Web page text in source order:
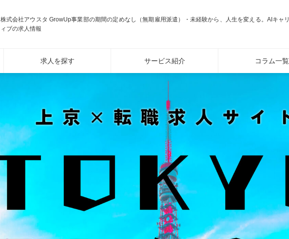
株式会社アウスタ GrowUp事業部の期間の定めなし（無期雇用派遣）・未経験から、人生を変える。AIキャ
ィブの求人情報
求人を探す サービス紹介 コラム一覧